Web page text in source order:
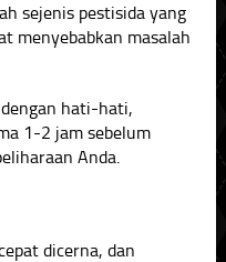
sejenis pestisida yang
menyebabkan masalah
hati-hati,
1-2 jam sebelum
Anda.
dicerna, dan